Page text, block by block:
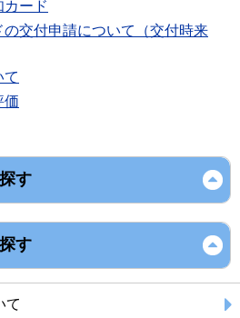
ード
交付申請について（交付時来
て
価
す
す
て